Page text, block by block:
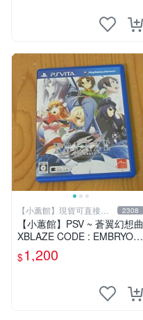
【小蕙館】現貨可直接下
標
2308
【小蕙館】PSV ~ 蒼翼幻想曲
XBLAZE CODE : EMBRYO
(純日版)
$1,200